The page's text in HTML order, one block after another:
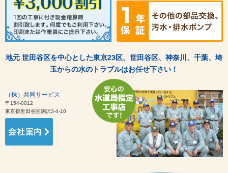
地元 世田谷区を中心とした東京23区、世田谷区、神奈川、千葉、埼
玉からの水のトラブルはお任せ下さい！
（株）共同サービス
〒154-0012
東京都世田谷区駒沢3-4-10